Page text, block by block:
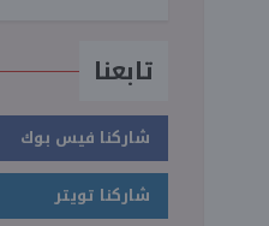
تابعنا
شاركنا فيس بوك
شاركنا تويتر